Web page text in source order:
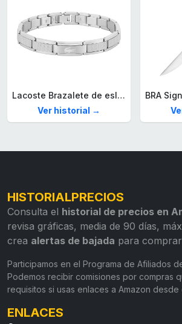
Lacoste Brazalete de eslabón para Hombre Colección STENCIL de Acero inoxidable
Ver historial →
HISTORIALPRECIOS
Consulta el historial de precios en
revisa gráficas, media de 90 días,
crea alertas de bajada para
Participamos en el Programa de Afiliados
Podemos recibir comisiones por compras
requisitos si usas enlaces a Amazon desde
ENLACES